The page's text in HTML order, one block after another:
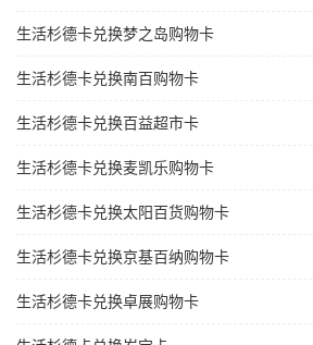
生活杉德卡兑换梦之岛购物卡
生活杉德卡兑换南百购物卡
生活杉德卡兑换百益超市卡
生活杉德卡兑换麦凯乐购物卡
生活杉德卡兑换太阳百货购物卡
生活杉德卡兑换京基百纳购物卡
生活杉德卡兑换卓展购物卡